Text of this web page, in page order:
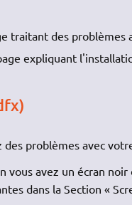
traitant des problèmes
expliquant
des problèmes avec
vous avez un écran
dans la Section «